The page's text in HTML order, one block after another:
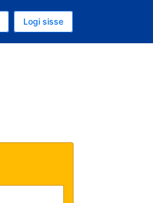
Logi sisse